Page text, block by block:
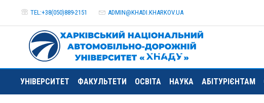
TEL:+38(050)889-2151 ADMIN@KHADI.KHARKOV.UA
УНІВЕРСИТЕТ ФАКУЛЬТЕТИ ОСВІТА НАУКА АБІТУРІЄНТАМ